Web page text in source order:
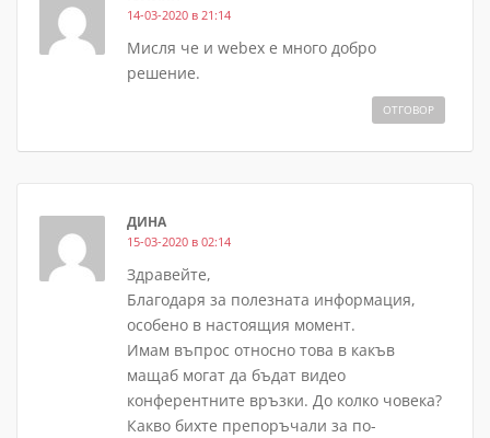
14-03-2020 в 21:14
Мисля че и webex е много добро
решение.
ОТГОВОР
ДИНА
15-03-2020 в 02:14
Здравейте,
Благодаря за полезната информация,
особено в настоящия момент.
Имам въпрос относно това в какъв
мащаб могат да бъдат видео
конферентните връзки. До колко човека?
Какво бихте препоръчали за по-